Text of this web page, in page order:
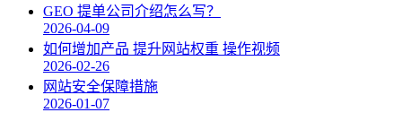
GEO 提单公司介绍怎么写？
2026-04-09
如何增加产品 提升网站权重 操作视频
2026-02-26
网站安全保障措施
2026-01-07